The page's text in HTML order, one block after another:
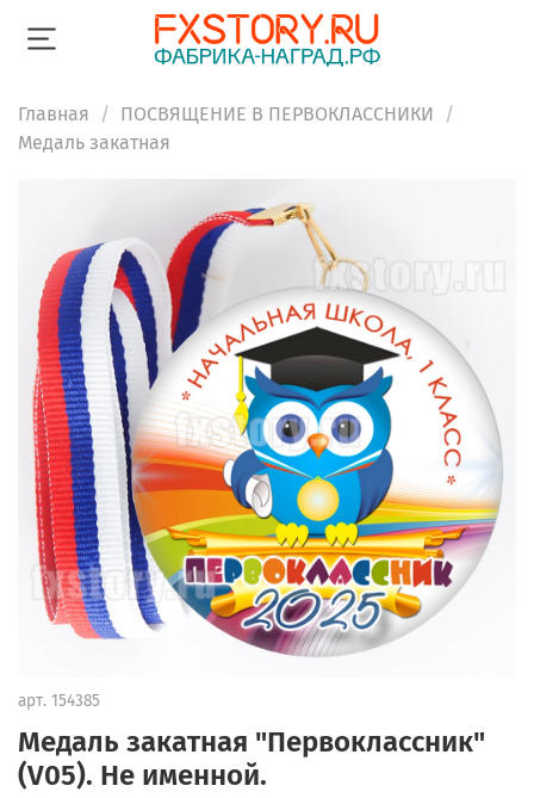
Главная
ПОСВЯЩЕНИЕ В ПЕРВОКЛАССНИКИ
Медаль закатная
арт. 154385
Медаль закатная "Первоклассник"
(V05). Не именной.